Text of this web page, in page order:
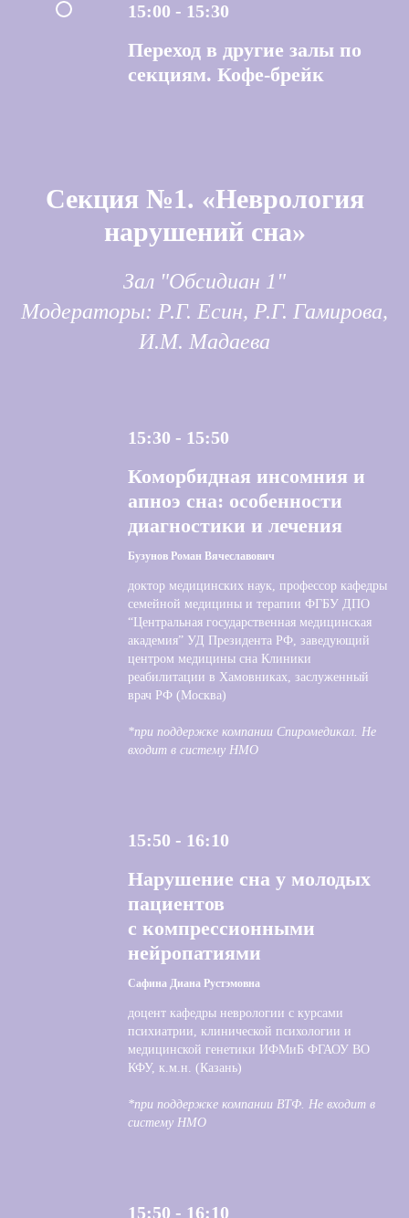
15:00 - 15:30
Переход в другие залы по
секциям. Кофе-брейк
Секция №1. «Неврология
нарушений сна»
Зал "Обсидиан 1"
Модераторы: Р.Г. Есин, Р.Г. Гамирова,
И.М. Мадаева
15:30 - 15:50
Коморбидная инсомния и
апноэ сна: особенности
диагностики и лечения
Бузунов Роман Вячеславович
доктор медицинских наук, профессор кафедры
семейной медицины и терапии ФГБУ ДПО
“Центральная государственная медицинская
академия” УД Президента РФ, заведующий
центром медицины сна Клиники
реабилитации в Хамовниках, заслуженный
врач РФ (Москва)
*при поддержке компании Спиромедикал. Не
входит в систему НМО
15:50 - 16:10
Нарушение сна у молодых
пациентов
с компрессионными
нейропатиями
Сафина Диана Рустэмовна
доцент кафедры неврологии с курсами
психиатрии, клинической психологии и
медицинской генетики ИФМиБ ФГАОУ ВО
КФУ, к.м.н. (Казань)
*при поддержке компании ВТФ. Не входит в
систему НМО
15:50 - 16:10